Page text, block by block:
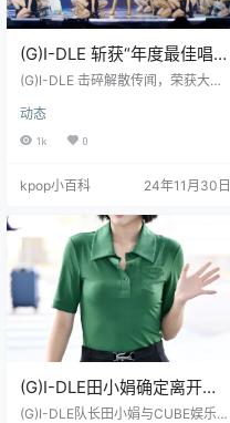
(G)I-DLE 斩获“年度最佳唱片
奖”，并宣布续约：“我们会
(G)I-DLE 击碎解散传闻，荣获大
典礼上，(G)I-DLE 荣获“年度最佳唱
片奖”。 队长田小娟在登台领奖时，
坦率回应了之前的解散传闻：“关于
道铺天盖地，但我想告诉大家，我
田小娟与CUBE的专属合约将在11月
到期。今年8月，她在演唱会个人舞
台上，将歌词改编为“11月合约结
束，谁…
动态
1k 0
kpop小百科 24年11月30日
(G)I-DLE田小娟确定离开
CUBE，合约到期不再续约?
(G)I-DLE队长田小娟与CUBE娱乐的